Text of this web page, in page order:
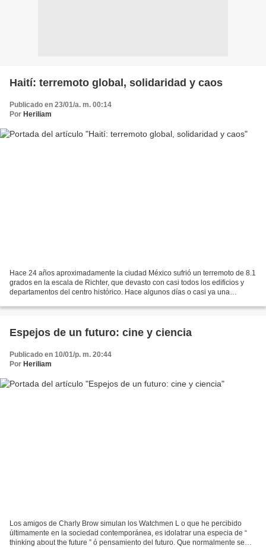
Haití: terremoto global, solidaridad y caos
Publicado en 23/01/a. m. 00:14
Por Heriliam
Hace 24 años aproximadamente la ciudad México sufrió un terremoto de 8.1
grados en la escala de Richter, que devasto con casi todos los edificios y
departamentos del centro histórico. Hace algunos días o casi ya una
Espejos de un futuro: cine y ciencia
Publicado en 10/01/p. m. 20:44
Por Heriliam
Los amigos de Charly Brow simulan los Watchmen L o que he percibido
últimamente en la sociedad contemporánea, es idolatrar una especia de “
thinking about the future ” ó pensamiento del futuro. Que normalmente se